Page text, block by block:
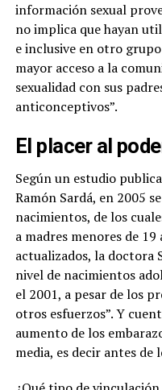
información sexual
no implica que hayan
e inclusive en otro
mayor acceso a la
sexualidad con sus
anticonceptivos”.
El placer al
Según un estudio
Ramón Sardá, en 2005
nacimientos, de los
a madres menores de
actualizados, la doctora
nivel de nacimientos
el 2001, a pesar de los
otros esfuerzos”. Y
aumento de los
media, es decir antes de